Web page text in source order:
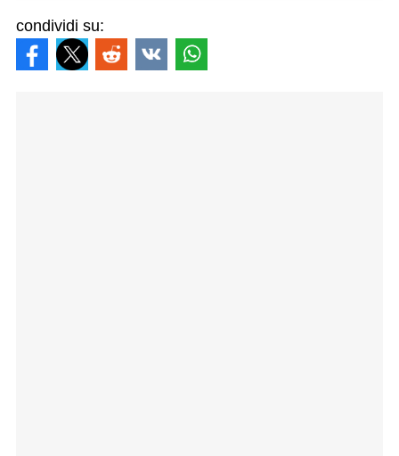
condividi su: